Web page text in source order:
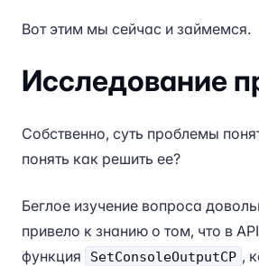
Вот этим мы сейчас и займемся.
Исследование
Собственно, суть проблемы
понять как решить ее?
Беглое изучение вопроса
привело к знанию о том, что в
функция
SetConsoleOutputCP ,